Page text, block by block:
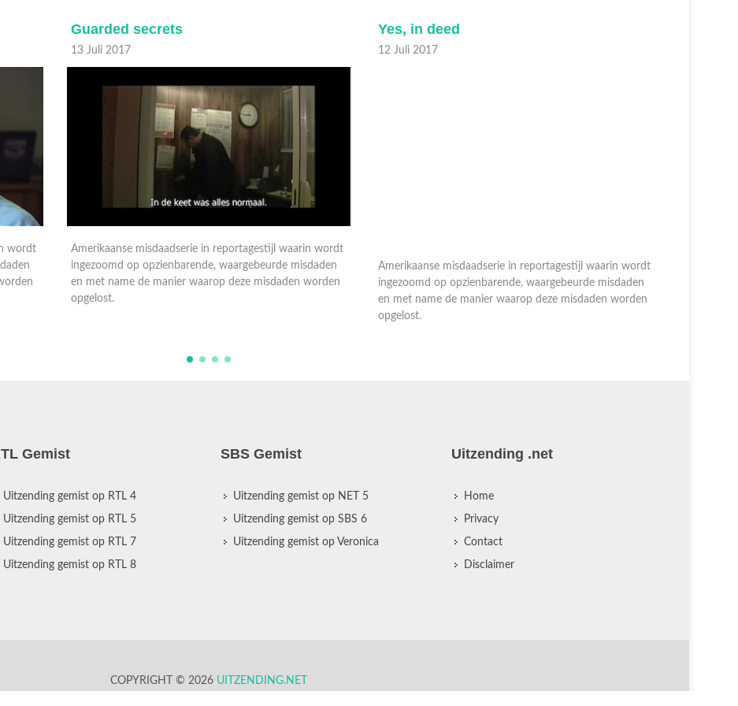
wordt
Guarded secrets
13 Juli 2017
Amerikaanse misdaadserie in reportagestijl waarin wordt
ingezoomd op opzienbarende, waargebeurde misdaden
en met name de manier waarop deze misdaden worden
opgelost.
Yes, in deed
12 Juli 2017
ingezoomd op opzienbarende, waargebeurde misdaden
en met name de manier waarop deze misdaden worden
opgelost.
Gemist
Uitzending gemist op RTL 4
Uitzending gemist op RTL 5
Uitzending gemist op RTL 7
Uitzending gemist op RTL 8
SBS Gemist
Uitzending gemist op NET 5
Uitzending gemist op SBS 6
Uitzending gemist op Veronica
Uitzending .net
Home
Privacy
Contact
Disclaimer
COPYRIGHT © 2026 UITZENDING.NET